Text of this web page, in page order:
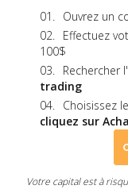
Ouvrez un
Effectuez
100$
Rechercher
trading
Choisissez
cliquez sur
Votre capital est à